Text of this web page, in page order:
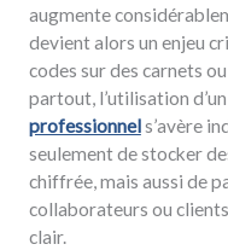
augmente
devient alors un enjeu
codes sur des carnets
partout, l’utilisation d’un
professionnels’avère
seulement de stocker
chiffrée, mais aussi de
collaborateurs ou
clair.